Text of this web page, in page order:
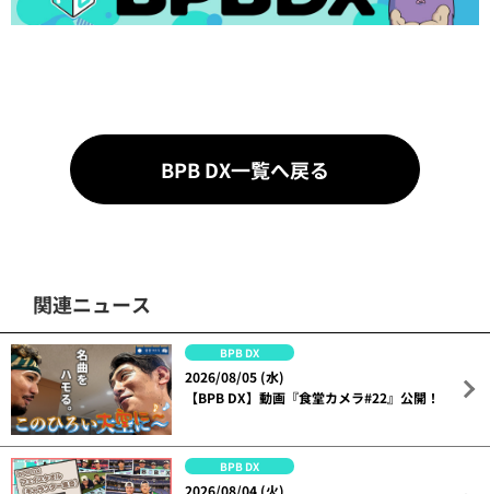
BPB DX一覧へ戻る
関連ニュース
BPB DX
2026/08/05 (水)
【BPB DX】動画『食堂カメラ#22』公開！
BPB DX
2026/08/04 (火)